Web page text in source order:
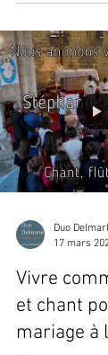
Duo
17 mars
Vivre
et chant
mariage à